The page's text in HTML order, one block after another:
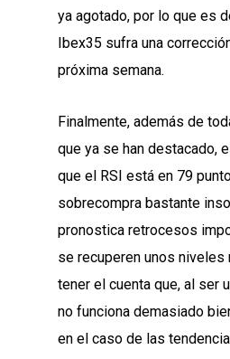
ya agotado, por lo que es
Ibex35 sufra una
próxima semana.
Finalmente, además de
que ya se han destacado,
que el RSI está en 79
sobrecompra bastante
pronostica retrocesos
se recuperen unos niveles
tener el cuenta que, al ser
no funciona demasiado
en el caso de las